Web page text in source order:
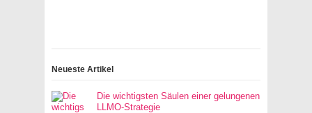
Neueste Artikel
Die wichtigsten Säulen einer gelungenen
LLMO-Strategie